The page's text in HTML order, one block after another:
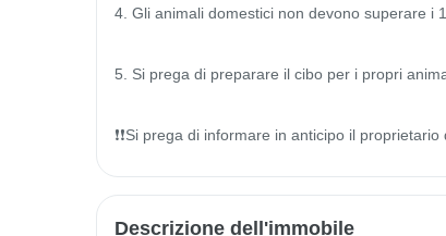
4. Gli animali domestici non devono superare i
5. Si prega di preparare il cibo per i propri
❗️❗️Si prega di informare in anticipo il
Descrizione dell'immobile